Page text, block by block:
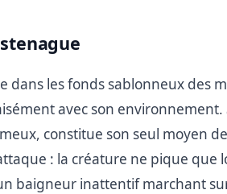
dans les fonds sablonneux des
avec son environnement.
constitue son seul moyen
: la créature ne pique que
baigneur inattentif marchant